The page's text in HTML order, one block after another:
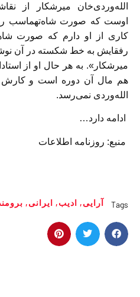
الله‌وردی‌خان ميرشكار از
اوست كه صورت شاه‌تهماسب
كاری از او دارم كه صورت
رفقايش به خط شكسته در آن
ميرشكار». به هر حال او از
هم مال آن دوره است و
الله‌وردی نمی‌رسد.
ادامه دارد…
منبع: روزنامه اطلاعات
Tags آرايی, اديب, ايرانی,